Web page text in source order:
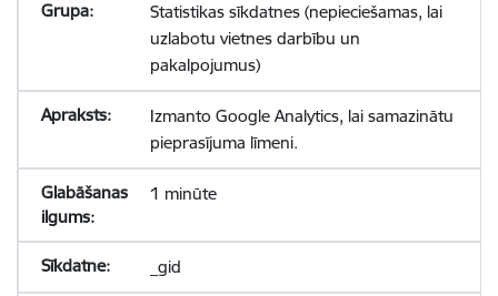
Statistikas sīkdatnes (nepieciešamas, lai
uzlabotu vietnes darbību un
pakalpojumus)
Izmanto Google Analytics, lai samazinātu
pieprasījuma līmeni.
1 minūte
_gid